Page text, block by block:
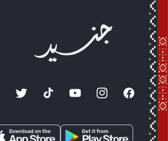
فيسبوكانستغرامموقع
تيك
تويتر